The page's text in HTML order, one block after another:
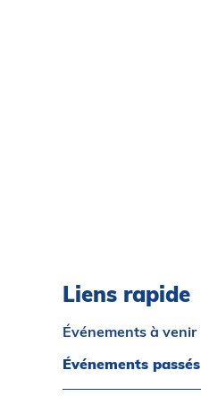
Liens rapide
Événements à venir
Événements passés